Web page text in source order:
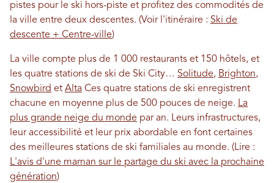
pistes pour le ski hors-piste et profitez des commodités de
la ville entre deux descentes. (Voir l'itinéraire : Ski de
descente + Centre-ville)
La ville compte plus de 1 000 restaurants et 150 hôtels, et
les quatre stations de ski de Ski City… Solitude, Brighton,
Snowbird et Alta Ces quatre stations de ski enregistrent
chacune en moyenne plus de 500 pouces de neige. La
plus grande neige du monde par an. Leurs infrastructures,
leur accessibilité et leur prix abordable en font certaines
des meilleures stations de ski familiales au monde. (Lire :
L'avis d'une maman sur le partage du ski avec la prochaine
génération)